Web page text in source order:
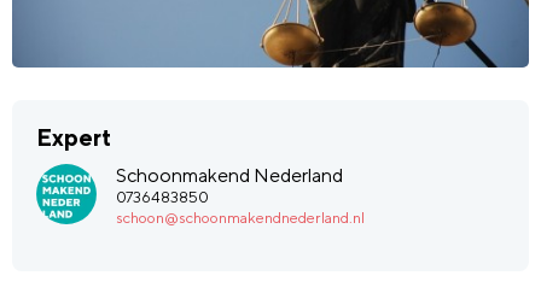
Expert
Schoonmakend Nederland
0736483850
schoon@schoonmakendnederland.nl